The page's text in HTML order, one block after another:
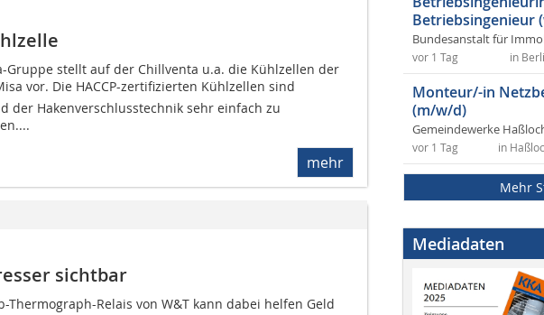
Gruppe stellt auf der Chillventa u.a. die Kühlzellen der
vor. Die HACCP-zertifizierten Kühlzellen sind
der Hakenverschlusstechnik sehr einfach zu
mehr
sichtbar
Thermograph-Relais von W&T kann dabei helfen Geld
Betriebsingenieur
Bundesanstalt für
in
vor 1 Tag
Monteur/-in
(m/w/d)
Gemeindewerke
in
vor 1 Tag
Mehr
Mediadaten